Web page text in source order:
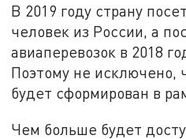
В 2019 году страну
человек из России, а
авиаперевозок в 2018
Поэтому не исключено,
будет сформирован в
Чем больше будет